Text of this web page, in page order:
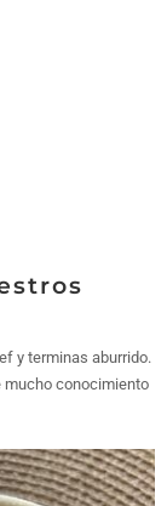
y terminas aburrido.
mucho conocimiento